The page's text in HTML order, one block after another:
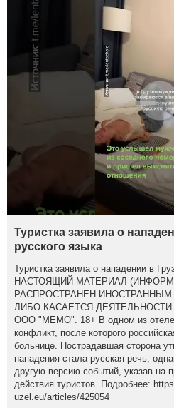
Туристка заявила о
русского языка
Туристка заявила о нападении в
НАСТОЯЩИЙ МАТЕРИАЛ
РАСПРОСТРАНЕН
ЛИБО КАСАЕТСЯ
ООО "МЕМО". 18+ В одном из
конфликт, после которого
больнице. Пострадавшая сторона
нападения стала русская речь,
другую версию событий, указав на
действия туристов. Подробнее:
uzel.eu/articles/425054